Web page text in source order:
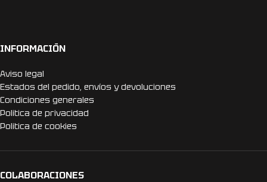
INFORMACIÓN
Aviso legal
Estados del pedido, envíos y devoluciones
Condiciones generales
Politica de privacidad
Politica de cookies
COLABORACIONES